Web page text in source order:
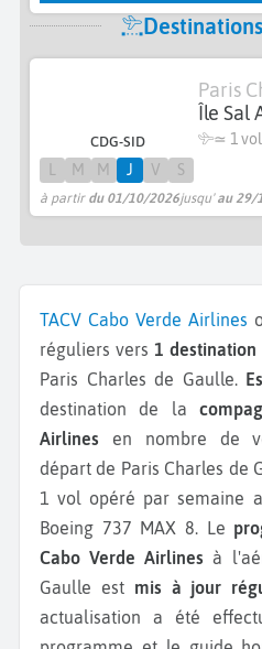
CDG-SID
Paris
Île Sal
≃ 1
à partir du 01/10/2026jusqu'au 29/
M M J V S
TACV Cabo Verde Airlines
réguliers vers 1 destination
Paris Charles de Gaulle.
destination de la
Airlines en nombre de
départ de Paris Charles de
1 vol opéré par semaine
Boeing 737 MAX 8. Le
Cabo Verde Airlines à
Gaulle est mis à jour
actualisation a été